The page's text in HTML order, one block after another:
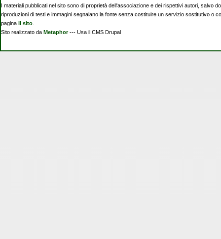
I materiali pubblicati nel sito sono di proprietà dell'associazione e dei rispettivi autori, salvo
riproduzioni di testi e immagini segnalano la fonte senza costituire un servizio sostitutivo o
pagina Il sito
Sito realizzato da Metaphor--- Usa il CMS Drupal